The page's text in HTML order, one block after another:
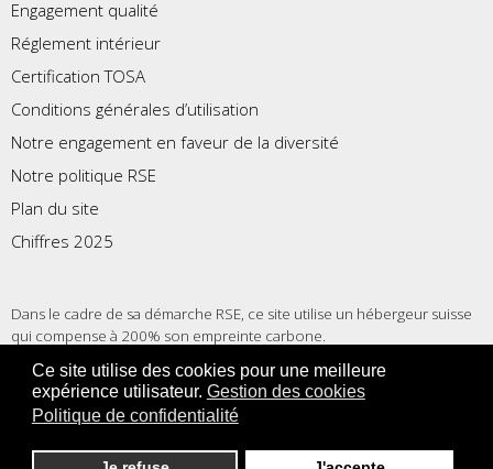
Ce site utilise des cookies pour une meilleure
expérience utilisateur. Gestion des cookies
Politique de confidentialité
Engagement qualité
Réglement intérieur
Certification TOSA
Conditions générales d’utilisation
Notre engagement en faveur de la diversité
Notre politique RSE
Plan du site
Chiffres 2025
Dans le cadre de sa démarche RSE, ce site utilise un hébergeur suisse
qui compense à 200% son empreinte carbone.
Fièrement réalisé parXyloon, création de sites internet sur mesure